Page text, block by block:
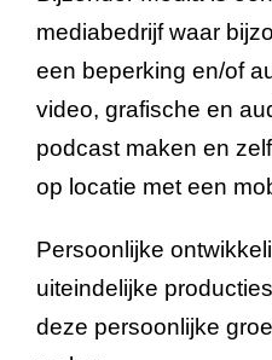
mediabedrijf waar
een beperking en/of
video, grafische en
podcast maken en
op locatie met een
Persoonlijke
uiteindelijke
deze persoonlijke